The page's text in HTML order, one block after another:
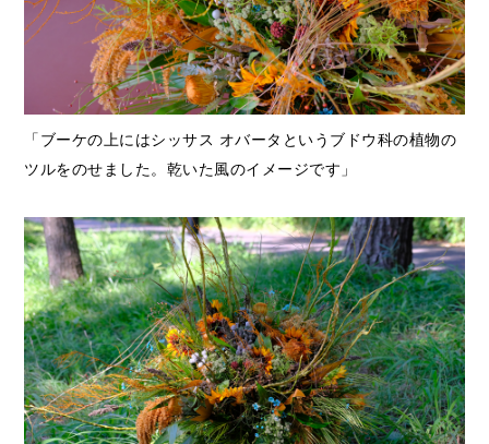
「ブーケの上にはシッサス オバータというブドウ科の植物の
ツルをのせました。乾いた風のイメージです」